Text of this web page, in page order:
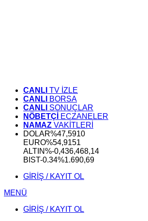
CANLI TV İZLE
CANLI BORSA
CANLI SONUÇLAR
NÖBETÇİ
ECZANELER
NAMAZ VAKİTLERİ
DOLAR%47,5910
EURO%54,9151
ALTIN%-0,436,468,14
BIST-0.34%1.690,69
GİRİŞ / KAYIT OL
MENÜ
GİRİŞ / KAYIT OL